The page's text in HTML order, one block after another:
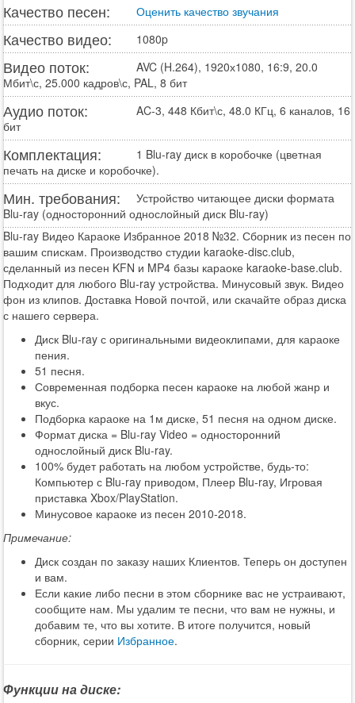
Качество песен: Оценить качество звучания
Качество видео: 1080p
Видео поток:
AVC (H.264), 1920х1080, 16:9, 20.0
Мбит\с, 25.000 кадров\с, PAL, 8 бит
Аудио поток:
AC-3, 448 Кбит\с, 48.0 КГц, 6 каналов, 16
бит
Комплектация:
1 Blu-ray диск в коробочке (цветная
печать на диске и коробочке).
Мин. требования:
Устройство читающее диски формата
Blu-ray (односторонний однослойный диск Blu-ray)
Blu-ray Видео Караоке Избранное 2018 №32. Сборник из песен по
вашим спискам. Производство студии karaoke-disc.club,
сделанный из песен KFN и MP4 базы караоке karaoke-base.club.
Подходит для любого Blu-ray устройства. Минусовый звук. Видео
фон из клипов. Доставка Новой почтой, или скачайте образ диска
с нашего сервера.
Диск Blu-ray с оригинальными видеоклипами, для караоке
пения.
51 песня.
Современная подборка песен караоке на любой жанр и
вкус.
Подборка караоке на 1м диске, 51 песня на одном диске.
Формат диска = Blu-ray Video = односторонний
однослойный диск Blu-ray.
100% будет работать на любом устройстве, будь-то:
Компьютер с Blu-ray приводом, Плеер Blu-ray, Игровая
приставка Xbox/PlayStation.
Минусовое караоке из песен 2010-2018.
Примечание:
Диск создан по заказу наших Клиентов. Теперь он доступен
и вам.
Если какие либо песни в этом сборнике вас не устраивают,
сообщите нам. Мы удалим те песни, что вам не нужны, и
добавим те, что вы хотите. В итоге получится, новый
сборник, серии Избранное.
Функции на диске: